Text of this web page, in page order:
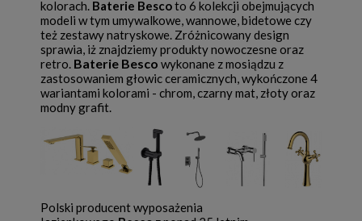
kolorach. Baterie Bescoto 6 kolekcji obejmujących
modeli w tym umywalkowe, wannowe, bidetowe czy
też zestawy natryskowe. Zróżnicowany design
sprawia, iż znajdziemy produkty nowoczesne oraz
retro. Baterie Besco wykonane z mosiądzu z
zastosowaniem głowic ceramicznych, wykończone 4
wariantami kolorami - chrom, czarny mat, złoty oraz
modny grafit.
Polski producent wyposażenia